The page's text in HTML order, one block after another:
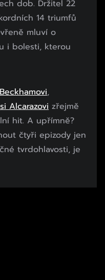
dob. Držitel 22
14 triumfů
mluví o
i bolesti, kterou
Beckhamovi,
Alcarazovi zřejmě
hit. A upřímně?
čtyři epizody jen
tvrdohlavosti, je